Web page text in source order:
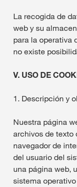
La recogida de
web y su
para la operativa
no existe
V. USO DE
1. Descripción y
Nuestra página
archivos de texto
navegador de
del usuario del
una página web,
sistema